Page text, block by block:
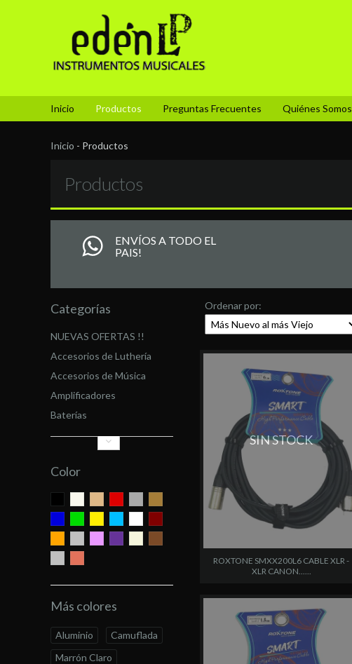
Inicio Productos Preguntas Frecuentes Quiénes Somos
Inicio - Productos
Productos
ENVÍOS A TODO EL
PAIS!
Categorías
NUEVAS OFERTAS !!
Accesorios de Luthería
Accesorios de Música
Amplificadores
Baterías
Color
Más colores
Aluminio
Camuflada
Marrón Claro
Ordenar por:
SIN STOCK
ROXTONE SMXX200L6 CABLE XLR -
XLR CANON......